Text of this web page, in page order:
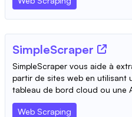
SimpleScraper
SimpleScraper vous aide à
partir de sites web en utilisant
tableau de bord cloud ou une
Web Scraping